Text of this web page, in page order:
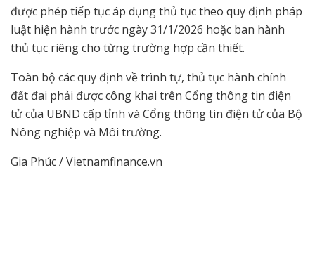
được phép tiếp tục áp dụng thủ tục theo quy định pháp
luật hiện hành trước ngày 31/1/2026 hoặc ban hành
thủ tục riêng cho từng trường hợp cần thiết.
Toàn bộ các quy định về trình tự, thủ tục hành chính
đất đai phải được công khai trên Cổng thông tin điện
tử của UBND cấp tỉnh và Cổng thông tin điện tử của Bộ
Nông nghiệp và Môi trường.
Gia Phúc / Vietnamfinance.vn